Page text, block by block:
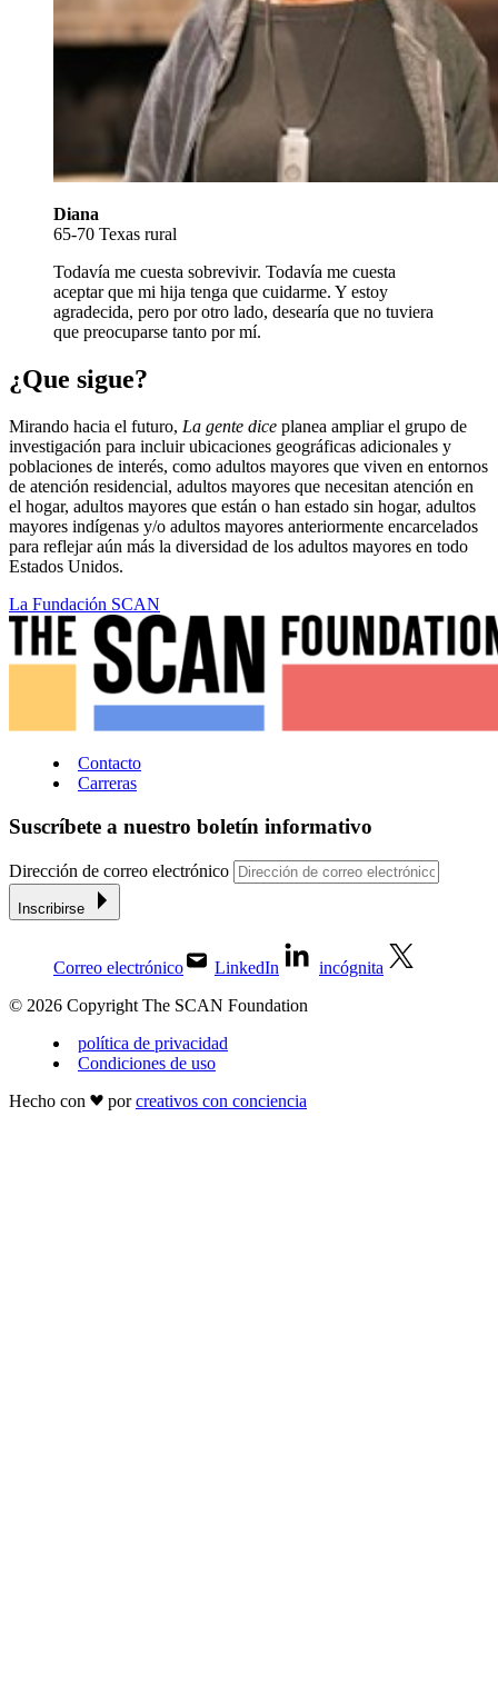
Diana
65-70 Texas rural
Todavía me cuesta sobrevivir. Todavía me cuesta
aceptar que mi hija tenga que cuidarme. Y estoy
agradecida, pero por otro lado, desearía que no tuviera
que preocuparse tanto por mí.
¿Que sigue?
Mirando hacia el futuro, La gente dice planea ampliar el grupo de
investigación para incluir ubicaciones geográficas adicionales y
poblaciones de interés, como adultos mayores que viven en entornos
de atención residencial, adultos mayores que necesitan atención en
el hogar, adultos mayores que están o han estado sin hogar, adultos
mayores indígenas y/o adultos mayores anteriormente encarcelados
para reflejar aún más la diversidad de los adultos mayores en todo
Estados Unidos.
La Fundación SCAN
Contacto
Carreras
Suscríbete a nuestro boletín informativo
Dirección de correo electrónico
Inscribirse
Correo electrónico LinkedIn
incógnita
© 2026 Copyright The SCAN Foundation
política de privacidad
Condiciones de uso
Hecho con
porcreativos con conciencia